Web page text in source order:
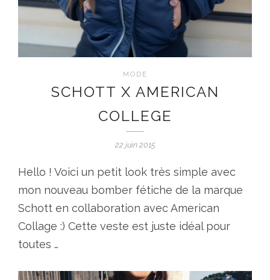
MODE
SCHOTT X AMERICAN
COLLEGE
22 juin 2015
Hello ! Voici un petit look très simple avec
mon nouveau bomber fétiche de la marque
Schott en collaboration avec American
Collage :) Cette veste est juste idéal pour
toutes …